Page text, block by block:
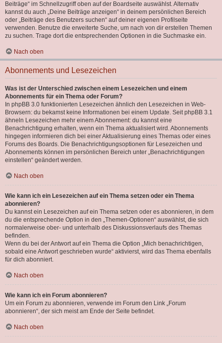
Beiträge“ im Schnellzugriff oben auf der Boardseite auswählst. Alternativ
kannst du auch „Deine Beiträge anzeigen“ in deinem persönlichen Bereich
oder „Beiträge des Benutzers suchen“ auf deiner eigenen Profilseite
verwenden. Benutze die erweiterte Suche, um nach von dir erstellen Themen
zu suchen. Trage dort die entsprechenden Optionen in die Suchmaske ein.
Nach oben
Abonnements und Lesezeichen
Was ist der Unterschied zwischen einem Lesezeichen und einem
Abonnements für ein Thema oder Forum?
In phpBB 3.0 funktionierten Lesezeichen ähnlich den Lesezeichen in Web-
Browsern: du bekamst keine Informationen bei einem Update. Seit phpBB 3.1
ähneln Lesezeichen mehr einem Abonnement: du kannst eine
Benachrichtigung erhalten, wenn ein Thema aktualisiert wird. Abonnements
hingegen informieren dich bei einer Aktualisierung eines Themas oder eines
Forums des Boards. Die Benachrichtigungsoptionen für Lesezeichen und
Abonnements können im persönlichen Bereich unter „Benachrichtigungen
einstellen“ geändert werden.
Nach oben
Wie kann ich ein Lesezeichen auf ein Thema setzen oder ein Thema
abonnieren?
Du kannst ein Lesezeichen auf ein Thema setzen oder es abonnieren, in dem
du die entsprechende Option in den „Themen-Optionen“ auswählst, die sich
normalerweise ober- und unterhalb des Diskussionsverlaufs des Themas
befinden.
Wenn du bei der Antwort auf ein Thema die Option „Mich benachrichtigen,
sobald eine Antwort geschrieben wurde“ aktivierst, wird das Thema ebenfalls
für dich abonniert.
Nach oben
Wie kann ich ein Forum abonnieren?
Um ein Forum zu abonnieren, verwende im Forum den Link „Forum
abonnieren“, der sich meist am Ende der Seite befindet.
Nach oben